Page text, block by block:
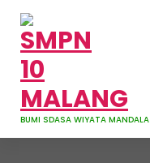
content
BUMI SDASA WIYATA MANDALA